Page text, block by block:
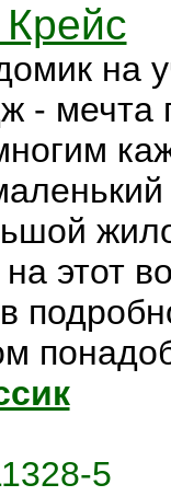
на
- мечта
этот
5